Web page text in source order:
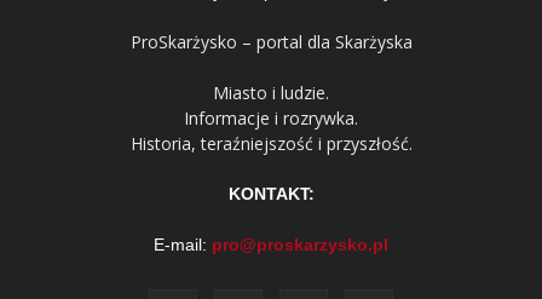
ProSkarżysko – portal dla Skarżyska
Miasto i ludzie.
Informacje i rozrywka.
Historia, teraźniejszość i przyszłość.
KONTAKT:
E-mail: pro@proskarzysko.pl